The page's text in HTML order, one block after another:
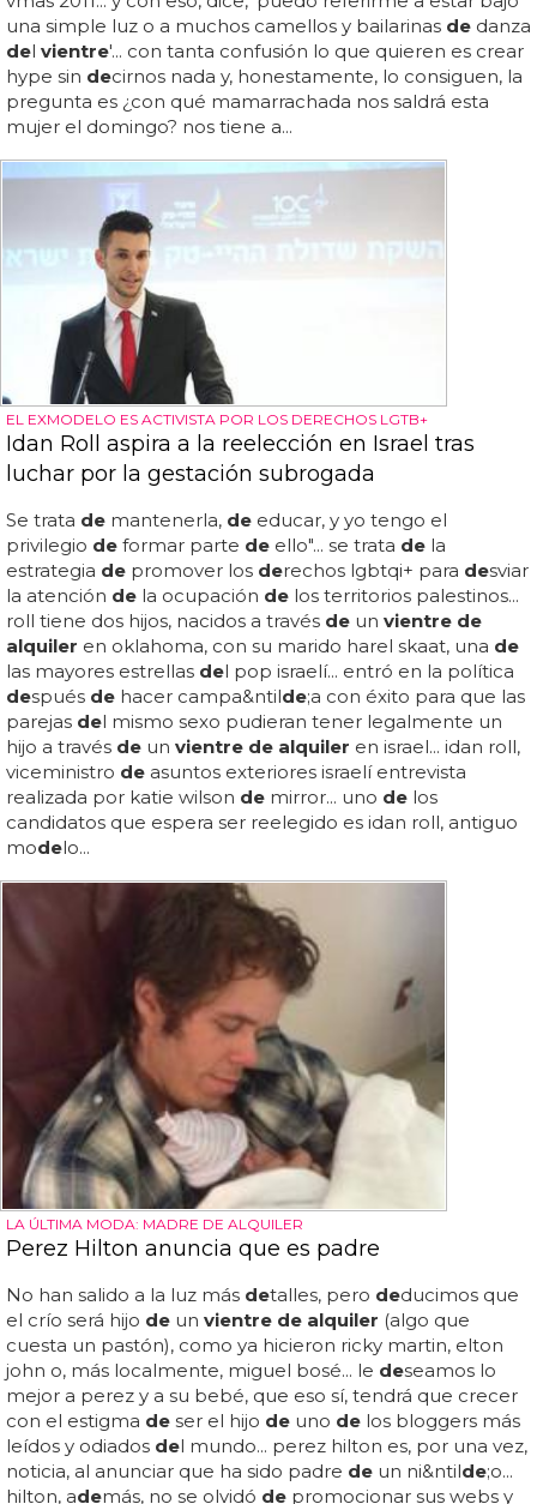
una simple luz o a muchos camellos y bailarinas de danza
del vientre'... con tanta confusión lo que quieren es crear
hype sin decirnos nada y, honestamente, lo consiguen, la
pregunta es ¿con qué mamarrachada nos saldrá esta
mujer el domingo? nos tiene a...
EL EXMODELO ES ACTIVISTA POR LOS DERECHOS LGTB+
Idan Roll aspira a la reelección en Israel tras
luchar por la gestación subrogada
Se trata de mantenerla, de educar, y yo tengo el
privilegio de formar parte de ello"... se trata de la
estrategia de promover los derechos lgbtqi+ para desviar
la atención de la ocupación de los territorios palestinos...
roll tiene dos hijos, nacidos a través de un vientre de
alquiler en oklahoma, con su marido harel skaat, una de
las mayores estrellas del pop israelí... entró en la política
después de hacer campa&ntilde;a con éxito para que las
parejas del mismo sexo pudieran tener legalmente un
hijo a través de un vientre de alquiler en israel... idan roll,
viceministro de asuntos exteriores israelí entrevista
realizada por katie wilson de mirror... uno de los
candidatos que espera ser reelegido es idan roll, antiguo
modelo...
LA ÚLTIMA MODA: MADRE DE ALQUILER
Perez Hilton anuncia que es padre
No han salido a la luz más detalles, pero deducimos que
el crío será hijo de un vientre de alquiler (algo que
cuesta un pastón), como ya hicieron ricky martin, elton
john o, más localmente, miguel bosé... le deseamos lo
mejor a perez y a su bebé, que eso sí, tendrá que crecer
con el estigma de ser el hijo de uno de los bloggers más
leídos y odiados del mundo... perez hilton es, por una vez,
noticia, al anunciar que ha sido padre de un ni&ntilde;o...
hilton, además, no se olvidó de promocionar sus webs y